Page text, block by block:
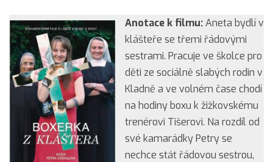
Anotace k filmu:Aneta bydlí v
klášteře se třemi řádovými
sestrami. Pracuje ve školce pro
děti ze sociálně slabých rodin v
Kladně a ve volném čase chodí
na hodiny boxu k žižkovskému
trenérovi Tišerovi. Na rozdíl od
své kamarádky Petry se
nechce stát řádovou sestrou,